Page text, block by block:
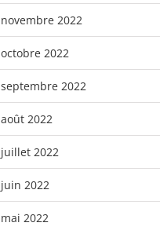
novembre 2022
octobre 2022
septembre 2022
août 2022
juillet 2022
juin 2022
mai 2022